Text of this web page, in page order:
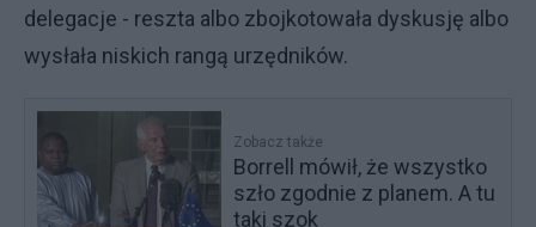
delegacje - reszta albo zbojkotowała dyskusję albo
wysłała niskich rangą urzędników.
Zobacz także
Borrell mówił, że wszystko
szło zgodnie z planem. A tu
taki szok